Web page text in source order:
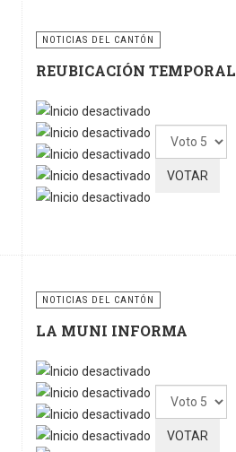
NOTICIAS DEL CANTÓN
REUBICACIÓN TEMPORAL
Por
favor,
vote
NOTICIAS DEL CANTÓN
LA MUNI INFORMA
Por
favor,
vote